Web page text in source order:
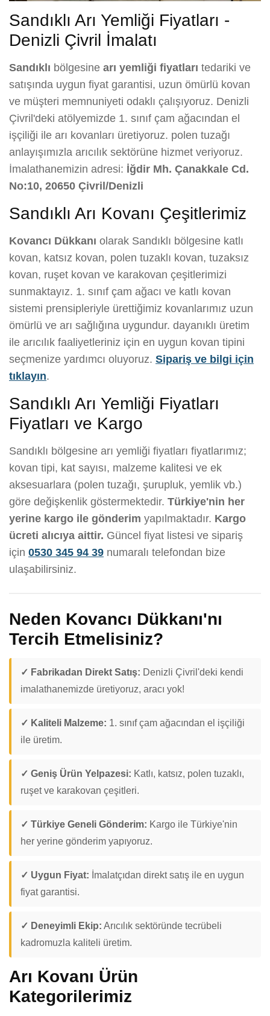
Sandıklı Arı Yemliği Fiyatları -
Denizli Çivril İmalatı
Sandıklı bölgesine arı yemliği fiyatları tedariki ve
satışında uygun fiyat garantisi, uzun ömürlü kovan
ve müşteri memnuniyeti odaklı çalışıyoruz. Denizli
Çivril'deki atölyemizde 1. sınıf çam ağacından el
işçiliği ile arı kovanları üretiyoruz. polen tuzağı
anlayışımızla arıcılık sektörüne hizmet veriyoruz.
İmalathanemizin adresi: İğdir Mh. Çanakkale Cd.
No:10, 20650 Çivril/Denizli
Sandıklı Arı Kovanı Çeşitlerimiz
Kovancı Dükkanı olarak Sandıklı bölgesine katlı
kovan, katsız kovan, polen tuzaklı kovan, tuzaksız
kovan, ruşet kovan ve karakovan çeşitlerimizi
sunmaktayız. 1. sınıf çam ağacı ve katlı kovan
sistemi prensipleriyle ürettiğimiz kovanlarımız uzun
ömürlü ve arı sağlığına uygundur. dayanıklı üretim
ile arıcılık faaliyetleriniz için en uygun kovan tipini
seçmenize yardımcı oluyoruz. Sipariş ve bilgi için
tıklayın.
Sandıklı Arı Yemliği Fiyatları
Fiyatları ve Kargo
Sandıklı bölgesine arı yemliği fiyatları fiyatlarımız;
kovan tipi, kat sayısı, malzeme kalitesi ve ek
aksesuarlara (polen tuzağı, şurupluk, yemlik vb.)
göre değişkenlik göstermektedir. Türkiye'nin her
yerine kargo ile gönderim yapılmaktadır. Kargo
ücreti alıcıya aittir. Güncel fiyat listesi ve sipariş
için 0530 345 94 39 numaralı telefondan bize
ulaşabilirsiniz.
Neden Kovancı Dükkanı'nı
Tercih Etmelisiniz?
✓ Fabrikadan Direkt Satış: Denizli Çivril'deki kendi
imalathanemizde üretiyoruz, aracı yok!
✓ Kaliteli Malzeme: 1. sınıf çam ağacından el işçiliği
ile üretim.
✓ Geniş Ürün Yelpazesi: Katlı, katsız, polen tuzaklı,
ruşet ve karakovan çeşitleri.
✓ Türkiye Geneli Gönderim: Kargo ile Türkiye'nin
her yerine gönderim yapıyoruz.
✓ Uygun Fiyat: İmalatçıdan direkt satış ile en uygun
fiyat garantisi.
✓ Deneyimli Ekip: Arıcılık sektöründe tecrübeli
kadromuzla kaliteli üretim.
Arı Kovanı Ürün
Kategorilerimiz